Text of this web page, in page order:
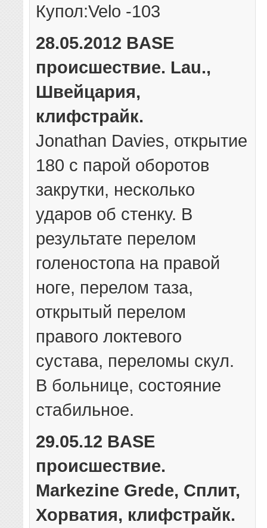
Купол:Velo -103
28.05.2012 BASE
происшествие. Lau.,
Швейцария,
клифстрайк.
Jonathan Davies, открытие
180 с парой оборотов
закрутки, несколько
ударов об стенку. В
результате перелом
голеностопа на правой
ноге, перелом таза,
открытый перелом
правого локтевого
сустава, переломы скул.
В больнице, состояние
стабильное.
29.05.12 BASE
происшествие.
Markezine Grede, Сплит,
Хорватия, клифстрайк.